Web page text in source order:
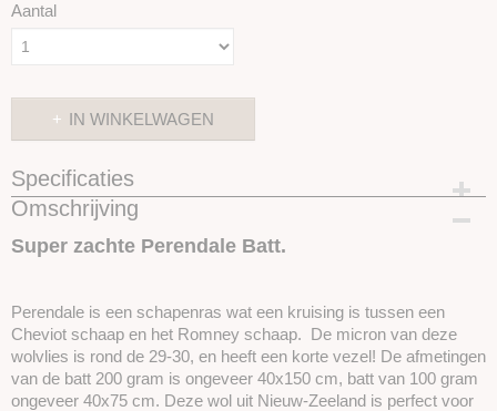
Aantal
IN WINKELWAGEN
Specificaties
Productcode
Omschrijving
Super zachte Perendale Batt.
Perendale is een schapenras wat een kruising is tussen een
Cheviot schaap en het Romney schaap. De micron van deze
wolvlies is rond de 29-30, en heeft een korte vezel! De afmetingen
van de batt 200 gram is ongeveer 40x150 cm, batt van 100 gram
ongeveer 40x75 cm. Deze wol uit Nieuw-Zeeland is perfect voor